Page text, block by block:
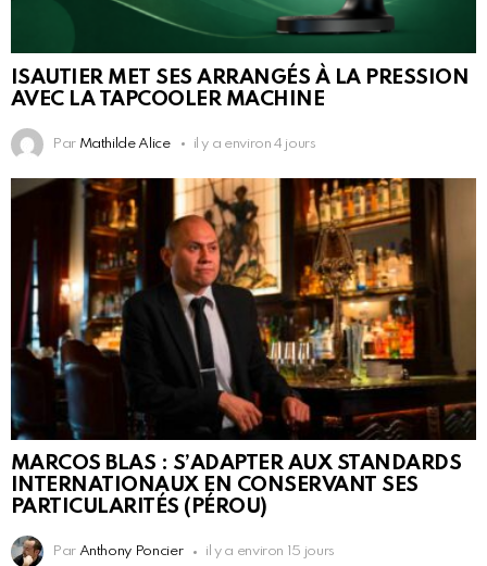
ISAUTIER MET SES ARRANGÉS À LA PRESSION
AVEC LA TAPCOOLER MACHINE
Par Mathilde Alice il y a environ 4 jours
MARCOS BLAS : S’ADAPTER AUX STANDARDS
INTERNATIONAUX EN CONSERVANT SES
PARTICULARITÉS (PÉROU)
Par Anthony Poncier il y a environ 15 jours